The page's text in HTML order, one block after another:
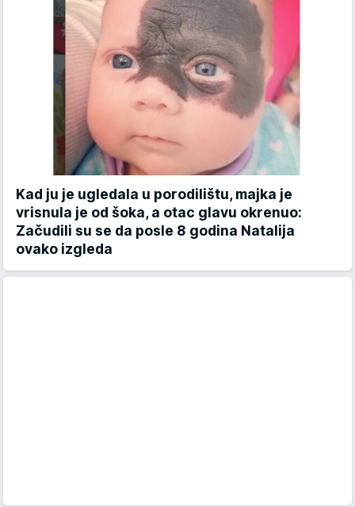
Kad ju je ugledala u porodilištu, majka je
vrisnula je od šoka, a otac glavu okrenuo:
Začudili su se da posle 8 godina Natalija
ovako izgleda